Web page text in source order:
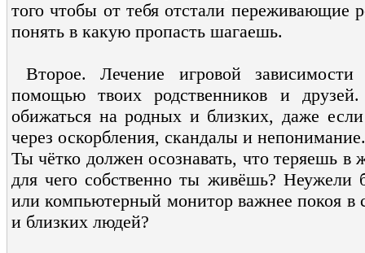
того чтобы от тебя отстали переживающие
понять в какую пропасть шагаешь.
Второе. Лечение игровой
помощью твоих родственников и
обижаться на родных и близких, даже
через оскорбления, скандалы и
Ты чётко должен осознавать, что теряешь в
для чего собственно ты живёшь? Неужели
или компьютерный монитор важнее покоя в
и близких людей?